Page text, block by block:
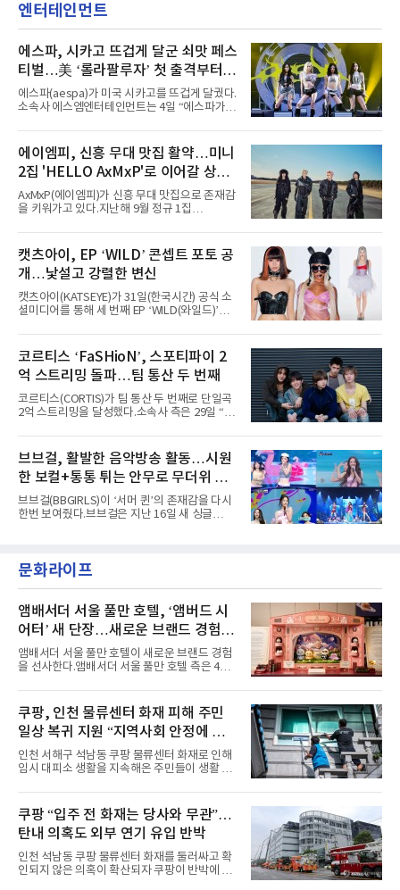
엔터테인먼트
에스파, 시카고 뜨겁게 달군 쇠맛 페스
티벌…美 ‘롤라팔루자’ 첫 출격부터
증명한 존재감
에스파(aespa)가 미국 시카고를 뜨겁게 달궜다.
소속사 에스엠엔터테인먼트는 4일 “에스파가
서 열린 ‘롤라팔루자 시카고’(Lollapalooza
Chicago)의 알리안츠 스테이지에 올랐다”며
“총 14곡으로 구성된 세트리스트를 선사, 데뷔 7
년 차다운 노련한 무대 매너와 파워풀한 에너지
로 현장의 분위기를 압도했다”고 밝혔다.1991
년 시작된 ‘롤라팔루자’는 8개 스테이지, 170여
팀의 아티스트와 40만 명 이상의 관객이 운집하
코르티스 등 K팝 스타들이 출연진 명단에 이름
을 올렸다.이날 에스파는
에이엠피, 신흥 무대 맛집 활약…미니
2집 'HELLO AxMxP'로 이어갈 상승
세
AxMxP(에이엠피)가 신흥 무대 맛집으로 존재감
을 키워가고 있다.지난해 9월 정규 1집
AxMxP는 데뷔 전부터 버스킹과 각종 페스티벌,
공연 무대에 오르며 실전 경험을 쌓아왔다.이들
은 소속사 패밀리 콘서트를 비롯해 '뷰티풀 민트
라이프 2025', '2025 부산국제록페스티벌' 등 대
형 무대에 잇달아 출연해 당찬 에너지와 풋풋한
매력으로 음악팬들의 눈도장을 찍었다.이후
AxMxP는 '카운트다운 판타지 2025-2026',
정적인 실력을 입증했고, 올해 '2026 어썸뮤직
페스티벌', '뷰티풀 민트 라이프 2026', '2026
캣츠아이, EP ‘WILD’ 콘셉트 포토 공
개…낯설고 강렬한 변신
캣츠아이(KATSEYE)가 31일(한국시간) 공식 소
셜미디어를 통해 세 번째 EP ‘WILD(와일드)’의
heart(와일드 하트)’라는 제목이 붙은 콘셉트 포
토에는 멤버들의 본능적이고 야성적인 면모가
강렬하게 담겼다. 짙은 아이섀도와 푸른빛·금빛·
붉은빛의 컬러 렌즈가 비현실적인 분위기를 자
아내고, 여러 원색이 불규칙하게 뒤섞인 멀티컬
러 헤어와 과감한 블루·블랙 립 메이크업이 낯설
고도 매혹적인 비주얼을 완성했다.스타일링 역
엣을 거침없이 결합했다. 멤버들은 각기 다른 개
성을 살린 스타일링을 선
코르티스 ‘FaSHioN’, 스포티파이 2
억 스트리밍 돌파…팀 통산 두 번째
코르티스(CORTIS)가 팀 통산 두 번째로 단일곡
2억 스트리밍을 달성했다.소속사 측은 29일 “코
벌 오디오·음원 스트리밍 플랫폼 스포티파이에
서 27일 자로 누적 재생 수 2억 회를 돌파했
다”고 밝혔다.곡이 발표된 지 약 10개월 만이다.
팀의 첫 번째 2억 스트리밍 곡은 동일 음반에 수
록된 ‘GO!’다. 이 노래는 공개 약 9개월 만인 지
난달 26일 자에 2억 고지를 밟았다. 이는 최근 5
년 내 데뷔한 보이그룹의 곡 중 최단기 2억 달성
했다. “내 티, 5 bucks 바지는, 만원” 등 멤버들
의 라이프 스타일
브브걸, 활발한 음악방송 활동…시원
한 보컬+통통 튀는 안무로 무더위 사
냥
브브걸(BBGIRLS)이 ‘서머 퀸’의 존재감을 다시
한번 보여줬다.브브걸은 지난 16일 새 싱글
MBC '쇼! 음악중심', SBS '인기가요' 등 주요 음
악방송 무대에 올라 화려한 퍼포먼스를 펼쳤다.
력을 앞세워 매 무대 색다른 볼거리를 선사했다.
특히 화사한 파스텔 톤의 비치웨어부터 청량한
마린룩, 햇살 아래 반짝이는 물결을 연상시키는
스커트, 강렬한 붉은 계열의 스타일링까지 각기
다른 매력을 선보였다. 브브걸은 다채로운 여름
패션을 완벽하게 소화하며 보
문화라이프
앰배서더 서울 풀만 호텔, ‘앰버드 시
어터’ 새 단장…새로운 브랜드 경험 선
사
앰배서더 서울 풀만 호텔이 새로운 브랜드 경험
을 선사한다.앰배서더 서울 풀만 호텔 측은 4일
이야기를 담은 인형 극장 콘셉트의 공간 ‘앰버드
시어터(Ambird Theater)’를 새롭게 선보인
다”고 밝혔다.앰배서더 서울 풀만 호텔은 로비
한편에 마련된 앰버드 존을 통해 앰버드의 세계
관을 소개해왔다. 앰버드 존은 앰버드가 우주여
행 중 수집한 다양한 굿즈를 전시한 '앰버드 플래
닛(Ambird Planet)과 계절별 플라워 연출로 사
라 극장을 모티브로 한 데코레이션으로 구성됐
다. 무대 공간 및 티켓 박스
쿠팡, 인천 물류센터 화재 피해 주민
일상 복귀 지원 “지역사회 안정에 총
력”
인천 서해구 석남동 쿠팡 물류센터 화재로 인해
임시 대피소 생활을 지속해온 주민들이 생활 터
필먼트서비스(CFS)가 지난 28일부터 화재 피해
주민을 대상으로 전문 출장 청소서비스 지원에
나섬으로써 본격적인 지역사회 복구 작업이 시
작된 것이다.대피소 주민 중심 청소 접수, 첫날
부터 2가구 지원 완료CFS는 신현초등학교, 신
현북초등학교, 신현여자중학교 등 인천 서해구
관내 임시 대피소 3곳에서 체류해온 화재 피해
쿠팡 “입주 전 화재는 당사와 무관”…
탄내 의혹도 외부 연기 유입 반박
인천 석남동 쿠팡 물류센터 화재를 둘러싸고 확
인되지 않은 의혹이 확산되자 쿠팡이 반박에 나